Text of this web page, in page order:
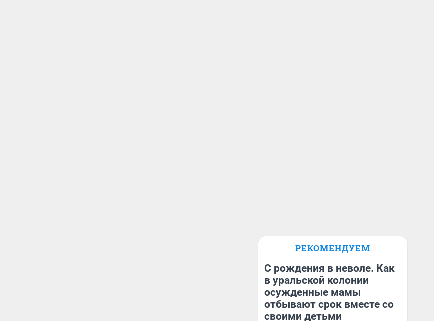
РЕКОМЕНДУЕМ
С рождения в неволе. Как
в уральской колонии
осужденные мамы
отбывают срок вместе со
своими детьми